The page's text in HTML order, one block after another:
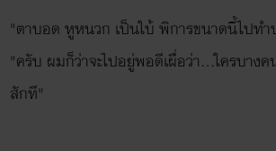
"ตาบอด หูหนวก เป็นใบ้ พิการขนาดนี้ไปท
"ครับ ผมก็ว่าจะไปอยู่พอดีเผื่อว่า…ใครบางค
สักที"